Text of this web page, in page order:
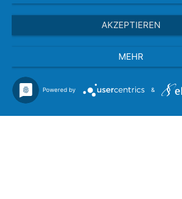
AKZEPTIEREN
MEHR
Powered by &